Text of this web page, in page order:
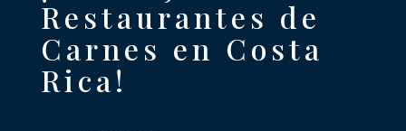
Restaurantes de
Carnes en Costa
Rica!